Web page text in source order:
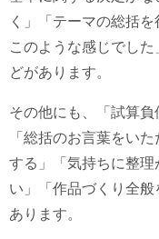
く」「テーマの総括
このような感じでし
どがあります。
その他にも、「試算負
「総括のお言葉をい
する」「気持ちに整
い」「作品づくり全
あります。